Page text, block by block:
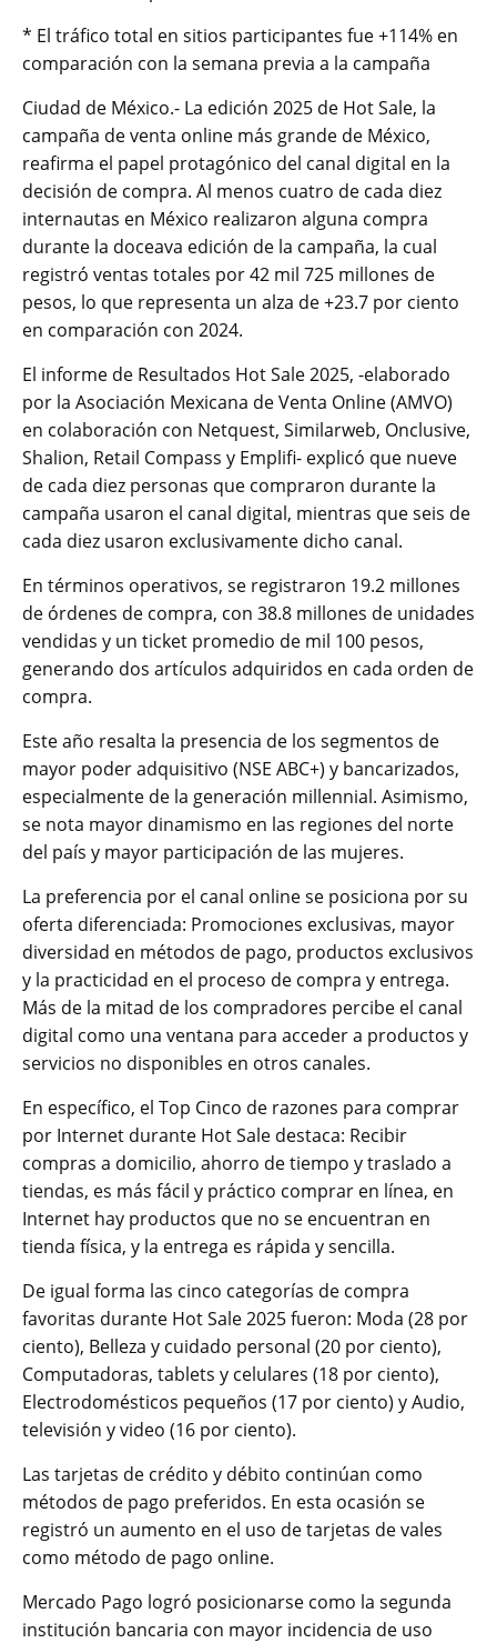
* El tráfico total en sitios participantes fue +114% en
comparación con la semana previa a la campaña
Ciudad de México.- La edición 2025 de Hot Sale, la
campaña de venta online más grande de México,
reafirma el papel protagónico del canal digital en la
decisión de compra. Al menos cuatro de cada diez
internautas en México realizaron alguna compra
durante la doceava edición de la campaña, la cual
registró ventas totales por 42 mil 725 millones de
pesos, lo que representa un alza de +23.7 por ciento
en comparación con 2024.
El informe de Resultados Hot Sale 2025, -elaborado
por la Asociación Mexicana de Venta Online (AMVO)
en colaboración con Netquest, Similarweb, Onclusive,
Shalion, Retail Compass y Emplifi- explicó que nueve
de cada diez personas que compraron durante la
campaña usaron el canal digital, mientras que seis de
cada diez usaron exclusivamente dicho canal.
En términos operativos, se registraron 19.2 millones
de órdenes de compra, con 38.8 millones de unidades
vendidas y un ticket promedio de mil 100 pesos,
generando dos artículos adquiridos en cada orden de
compra.
Este año resalta la presencia de los segmentos de
mayor poder adquisitivo (NSE ABC+) y bancarizados,
especialmente de la generación millennial. Asimismo,
se nota mayor dinamismo en las regiones del norte
del país y mayor participación de las mujeres.
La preferencia por el canal online se posiciona por su
oferta diferenciada: Promociones exclusivas, mayor
diversidad en métodos de pago, productos exclusivos
y la practicidad en el proceso de compra y entrega.
Más de la mitad de los compradores percibe el canal
digital como una ventana para acceder a productos y
servicios no disponibles en otros canales.
En específico, el Top Cinco de razones para comprar
por Internet durante Hot Sale destaca: Recibir
compras a domicilio, ahorro de tiempo y traslado a
tiendas, es más fácil y práctico comprar en línea, en
Internet hay productos que no se encuentran en
tienda física, y la entrega es rápida y sencilla.
De igual forma las cinco categorías de compra
favoritas durante Hot Sale 2025 fueron: Moda (28 por
ciento), Belleza y cuidado personal (20 por ciento),
Computadoras, tablets y celulares (18 por ciento),
Electrodomésticos pequeños (17 por ciento) y Audio,
televisión y video (16 por ciento).
Las tarjetas de crédito y débito continúan como
métodos de pago preferidos. En esta ocasión se
registró un aumento en el uso de tarjetas de vales
como método de pago online.
Mercado Pago logró posicionarse como la segunda
institución bancaria con mayor incidencia de uso